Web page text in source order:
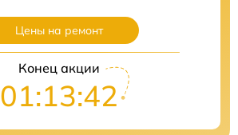
Цены на ремонт
Конец акции
01:13:40